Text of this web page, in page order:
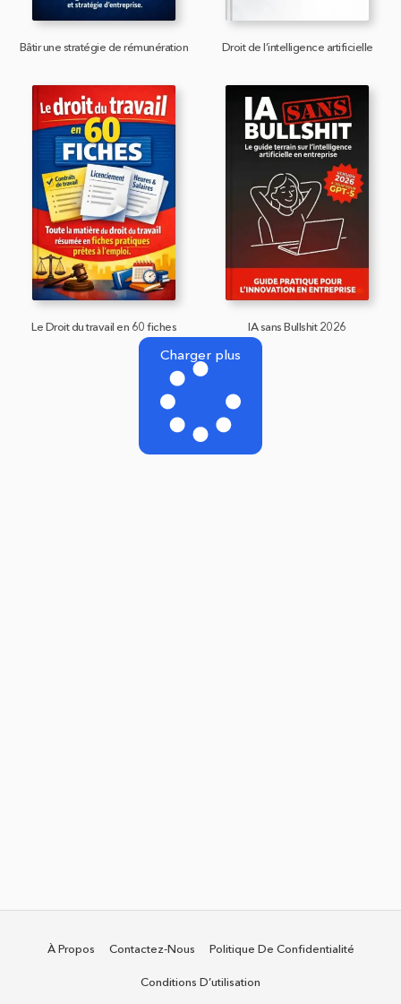
Bâtir une stratégie de rémunération Droit de l’intelligence artificielle
Le Droit du travail en 60 fiches IA sans Bullshit 2026
Charger plus
À Propos Contactez-Nous Politique De Confidentialité
Conditions D’utilisation